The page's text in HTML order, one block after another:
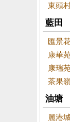
東頭
藍田
匯景
康華
康瑞
茶果
油塘
麗港